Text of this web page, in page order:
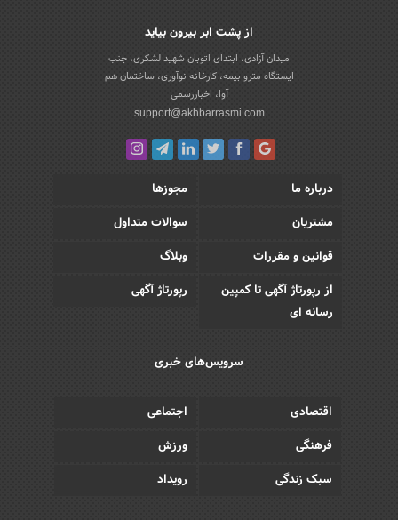
از پشت ابر بیرون بیاید
میدان آزادی، ابتدای اتوبان شهید لشکری، جنب
ایستگاه مترو بیمه، کارخانه نوآوری، ساختمان هم
آوا، اخباررسمی
support@akhbarrasmi.com
درباره ما
مجوزها
مشتریان
سوالات متداول
قوانین و مقررات
وبلاگ
از رپورتاژ آگهی تا کمپین
رسانه ای
رپورتاژ آگهی
سرویس‌های خبری
اقتصادی
اجتماعی
فرهنگی
ورزش
سبک زندگی
رویداد